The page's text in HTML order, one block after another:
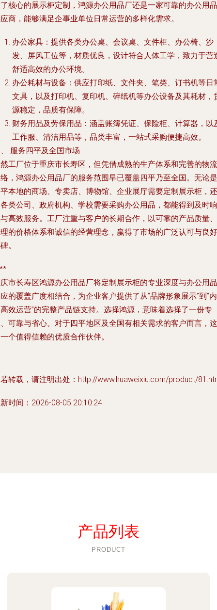
核心的展示柜定制，鸿源办公用品厂还是一家可靠的办公用品
商，能够满足企事业单位日常运营的多样化需求。
办公家具 ：提供各类办公桌、会议桌、文件柜、办公椅、沙
发、屏风工位等，材质优良，设计符合人体工学，致力于营
舒适高效的办公环境。
办公耗材与设备 ：供应打印纸、文件夹、笔类、订书机等日
文具，以及打印机、复印机、碎纸机等办公设备及其耗材，
源稳定，品质有保障。
财务用品及劳保用品 ：涵盖账簿凭证、保险柜、计算器，以
工作服、清洁用品等，品类丰富，一站式采购便捷高效。
服务四平及全国市场
工厂位于重庆市长寿区，但凭借成熟的生产体系和完善的物流
，鸿源办公用品厂的服务范围早已覆盖四平乃至全国。无论是
本地的商场、专卖店、博物馆、企业展厅需要定制展示柜，还
类公司、政府机构、学校需要采购办公用品，都能得到及时响
高效服务。工厂注重与客户的长期合作，以可靠的产品质量、
的价格体系和诚信的经营理念，赢得了市场的广泛认可与良好
。
市长寿区鸿源办公用品厂将定制展示柜的专业深度与办公用品
的覆盖广度相结合，为企业客户提供了从“品牌形象展示”到“内
效运营”的完整产品链支持。选择鸿源，意味着选择了一份专
可靠与省心。对于四平地区及全国有相关需求的客户而言，这
个值得信赖的优质合作伙伴。
转载，请注明出处：http://www.huaweixiu.com/product/
时间：2026-08-05 20:10:24
产品列表
PRODUCT